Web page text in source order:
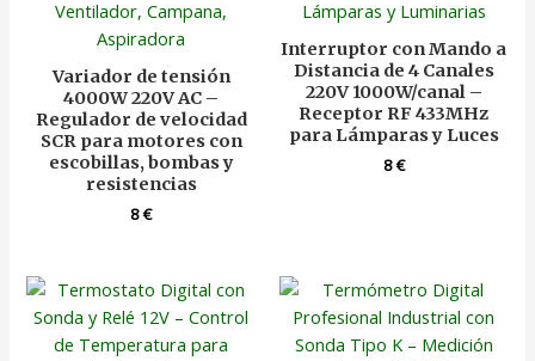
Variador de tensión
4000W 220V AC –
Regulador de velocidad
SCR para motores con
escobillas, bombas y
resistencias
8€
Interruptor con Mando a
Distancia de 4 Canales
220V 1000W/canal –
Receptor RF 433MHz
para Lámparas y Luces
8€